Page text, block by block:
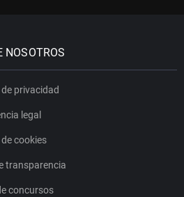
NOSOTROS
privacidad
legal
cookies
transparencia
concursos